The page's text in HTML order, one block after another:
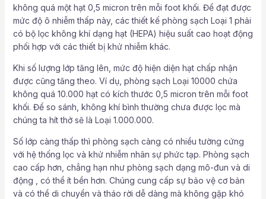
không quá một hạt 0,5 micron trên mỗi foot khối. Để đạt được
mức độ ô nhiễm thấp này, các thiết kế phòng sạch Loại 1 phải
có bộ lọc không khí dạng hạt (HEPA) hiệu suất cao hoạt động
phối hợp với các thiết bị khử nhiễm khác.
Khi số lượng lớp tăng lên, mức độ hiện diện hạt chấp nhận
được cũng tăng theo. Ví dụ, phòng sạch Loại 10000 chứa
không quá 10.000 hạt có kích thước 0,5 micron trên mỗi foot
khối. Để so sánh, không khí bình thường chưa được lọc mà
chúng ta hít thở sẽ là Loại 1.000.000.
Số lớp càng thấp thì phòng sạch càng có nhiều tường cứng
với hệ thống lọc và khử nhiễm nhân sự phức tạp. Phòng sạch
cao cấp hơn, chẳng hạn như phòng sạch dạng mô-đun và di
động , có thể ít bền hơn. Chúng cung cấp sự bảo vệ cơ bản
và có thể di chuyển và tháo rời dễ dàng mà không gặp khó